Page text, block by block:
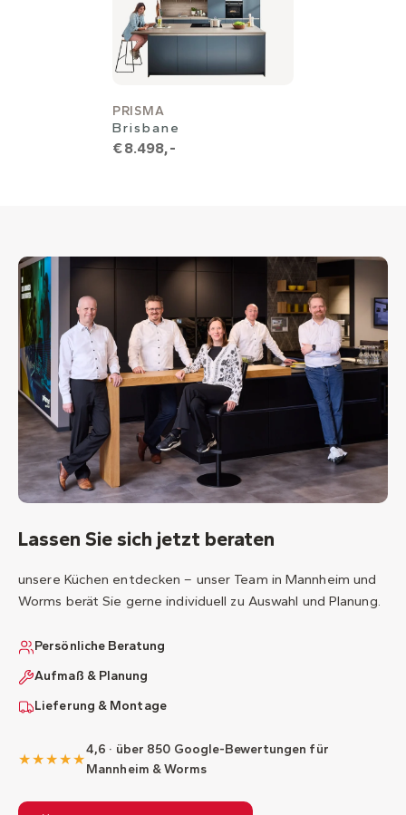
PRISMA
Brisbane
€ 8.498,-
Lassen Sie sich jetzt beraten
unsere Küchen entdecken – unser Team in Mannheim und
Worms berät Sie gerne individuell zu Auswahl und Planung.
Persönliche Beratung
Aufmaß & Planung
Lieferung & Montage
★★★★★
4,6 · über 850 Google-Bewertungen für
Mannheim & Worms